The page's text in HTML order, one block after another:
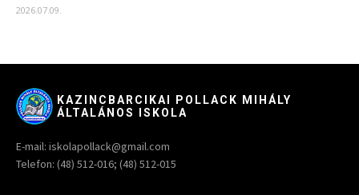
2026.07.09.
KAZINCBARCIKAI POLLACK MIHÁLY
ÁLTALÁNOS ISKOLA
E-mail: iskolapollack@gmail.com
Telefon: (48) 512-016; (48) 512-015